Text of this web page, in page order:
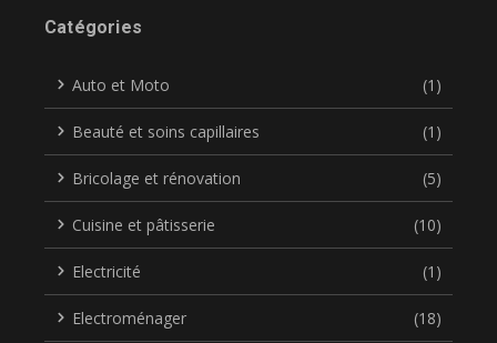
Catégories
Auto et Moto (1)
Beauté et soins capillaires (1)
Bricolage et rénovation (5)
Cuisine et pâtisserie (10)
Electricité (1)
Electroménager (18)